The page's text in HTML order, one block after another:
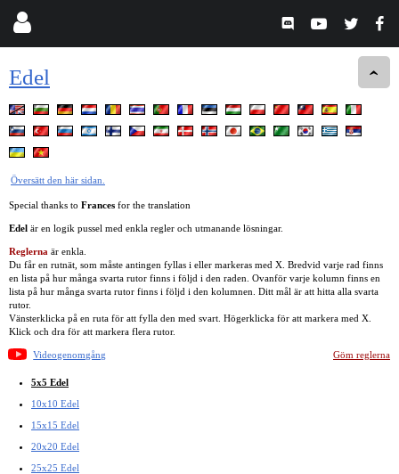
Edel
Översätt den här sidan.
Special thanks to Frances for the translation
Edel är en logik pussel med enkla regler och utmanande lösningar.
Reglerna är enkla.
Du får en rutnät, som måste antingen fyllas i eller markeras med X. Bredvid varje rad finns
en lista på hur många svarta rutor finns i följd i den raden. Ovanför varje kolumn finns en
lista på hur många svarta rutor finns i följd i den kolumnen. Ditt mål är att hitta alla svarta
rutor.
Vänsterklicka på en ruta för att fylla den med svart. Högerklicka för att markera med X.
Klick och dra för att markera flera rutor.
Videogenomgång Göm reglerna
5x5 Edel
10x10 Edel
15x15 Edel
20x20 Edel
25x25 Edel